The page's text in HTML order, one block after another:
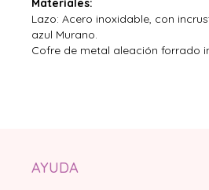
Materiales:
Lazo: Acero inoxidable, con
azul Murano.
Cofre de metal aleación forrado
AYUDA